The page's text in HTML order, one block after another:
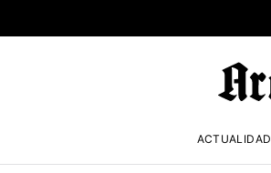
ACTUALIDAD